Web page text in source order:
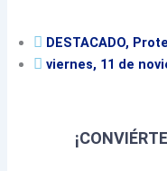
DESTACADO,
viernes, 11 de